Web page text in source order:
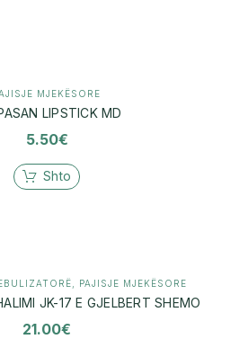
MJEKËSORE
LIPSTICK MD
5.50€
Shto
PAJISJE MJEKËSORE
JK-17 E GJELBERT SHEMO
21.00€